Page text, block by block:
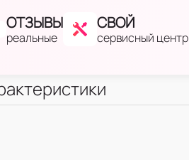
ОТЗЫВЫ
реальные
СВОЙ
сервисный центр